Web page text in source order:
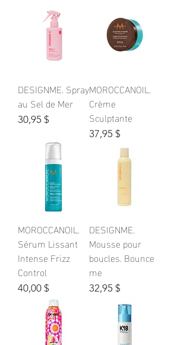
DESIGNME. Spray
au Sel de Mer
Prix
30,95 $
MOROCCANOIL.
Crème
Sculptante
Prix
37,95 $
MOROCCANOIL.
Sérum Lissant
Intense Frizz
Control
Prix
40,00 $
DESIGNME.
Mousse pour
boucles. Bounce
me
Prix
32,95 $